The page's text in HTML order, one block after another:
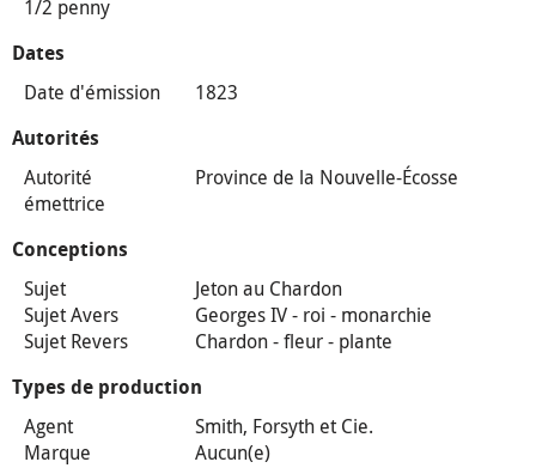
1/2 penny
Dates
Date d'émission 1823
Autorités
Autorité
émettrice
Province de la Nouvelle-Écosse
Conceptions
Sujet
Jeton au Chardon
Sujet Avers
Georges IV - roi - monarchie
Sujet Revers
Chardon - fleur - plante
Types de production
Agent
Smith, Forsyth et Cie.
Marque
Aucun(e)